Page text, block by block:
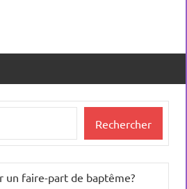
Rechercher
un faire-part de baptême?